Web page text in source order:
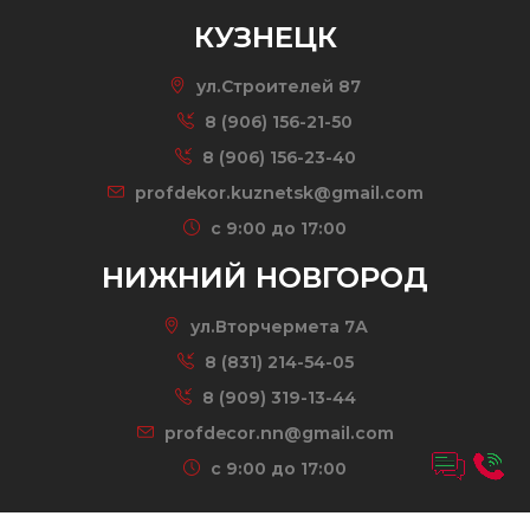
КУЗНЕЦК
ул.Строителей 87
8 (906) 156-21-50
8 (906) 156-23-40
profdekor.kuznetsk@gmail.com
c 9:00 до 17:00
НИЖНИЙ НОВГОРОД
ул.Вторчермета 7А
8 (831) 214-54-05
8 (909) 319-13-44
profdecor.nn@gmail.com
c 9:00 до 17:00